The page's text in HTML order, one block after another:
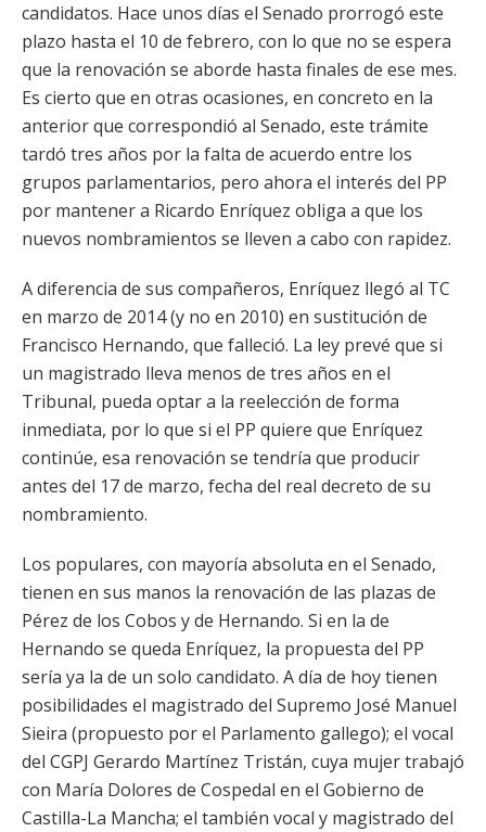
candidatos. Hace unos días el Senado prorrogó este
plazo hasta el 10 de febrero, con lo que no se espera
que la renovación se aborde hasta finales de ese mes.
Es cierto que en otras ocasiones, en concreto en la
anterior que correspondió al Senado, este trámite
tardó tres años por la falta de acuerdo entre los
grupos parlamentarios, pero ahora el interés del PP
por mantener a Ricardo Enríquez obliga a que los
nuevos nombramientos se lleven a cabo con rapidez.
A diferencia de sus compañeros, Enríquez llegó al TC
en marzo de 2014 (y no en 2010) en sustitución de
Francisco Hernando, que falleció. La ley prevé que si
un magistrado lleva menos de tres años en el
Tribunal, pueda optar a la reelección de forma
inmediata, por lo que si el PP quiere que Enríquez
continúe, esa renovación se tendría que producir
antes del 17 de marzo, fecha del real decreto de su
nombramiento.
Los populares, con mayoría absoluta en el Senado,
tienen en sus manos la renovación de las plazas de
Pérez de los Cobos y de Hernando. Si en la de
Hernando se queda Enríquez, la propuesta del PP
sería ya la de un solo candidato. A día de hoy tienen
posibilidades el magistrado del Supremo José Manuel
Sieira (propuesto por el Parlamento gallego); el vocal
del CGPJ Gerardo Martínez Tristán, cuya mujer trabajó
con María Dolores de Cospedal en el Gobierno de
Castilla-La Mancha; el también vocal y magistrado del